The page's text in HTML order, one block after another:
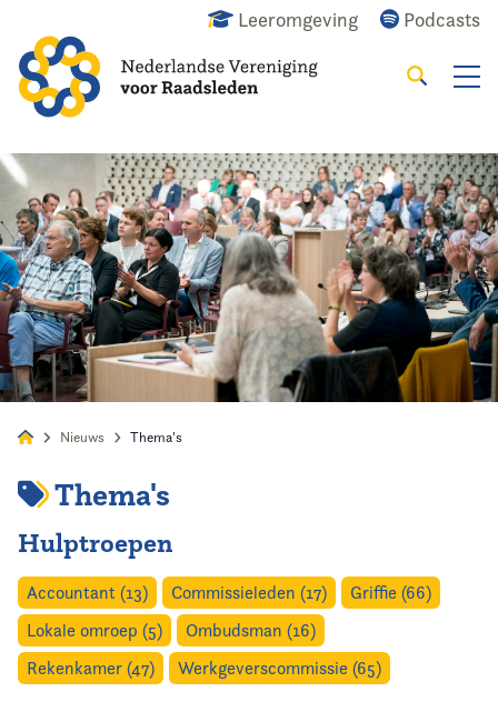
Leeromgeving Podcasts
Alles Nieuws Agenda Raadslid
Zoeken
Home
Agenda
Nieuws
Opleiding
Nieuws Thema's
Thema's
Hulptroepen
Accountant (13) Commissieleden (17)
Griffie (66)
Lokale omroep (5)
Ombudsman (16)
Rekenkamer (47)
Werkgeverscommissie (65)